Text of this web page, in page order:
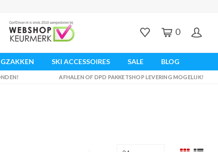
0
SKI ACCESSOIRES SALE BLOG
AFHALEN OF DPD PAKKETSHOP LEVERING MOGELIJK!